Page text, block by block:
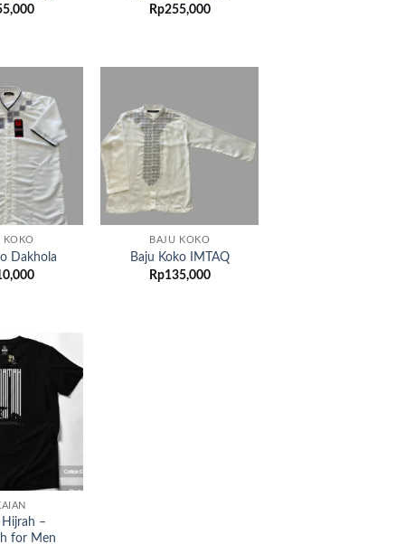
Rp255,000
Add to
wishlist
KOKO
Dakhola
wishlist
BAJU KOKO
Baju Koko IMTAQ
Rp135,000
wishlist
–
for Men